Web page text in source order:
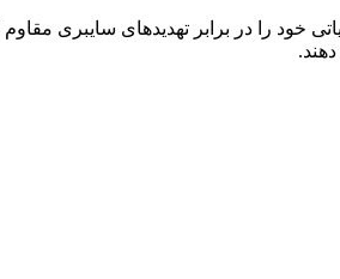
خود را در برابر تهدیدهای سایبری مقاوم